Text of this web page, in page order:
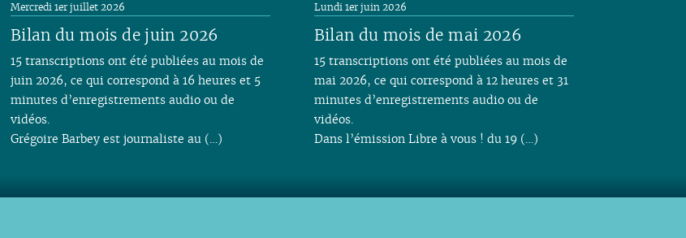
Bilan du mois de juin 2026
Mercredi 1er juillet 2026
15 transcriptions ont été publiées au mois de
juin 2026, ce qui correspond à 16 heures et 5
minutes d’enregistrements audio ou de
vidéos.
Grégoire Barbey est journaliste au (…)
Bilan du mois de mai 2026
Lundi 1er juin 2026
15 transcriptions ont été publiées au mois de
mai 2026, ce qui correspond à 12 heures et 31
minutes d’enregistrements audio ou de
vidéos.
Dans l’émission Libre à vous ! du 19 (…)